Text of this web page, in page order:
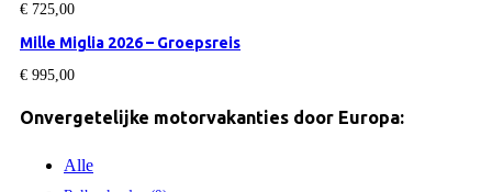
€ 725,00
Mille Miglia 2026 – Groepsreis
€ 995,00
Onvergetelijke motorvakanties door Europa:
Alle